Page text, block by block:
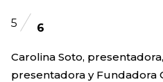
5 6
Carolina Soto,
presentadora y Fundadora